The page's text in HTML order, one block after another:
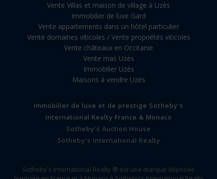
Vente Villas et maison de village à Uzès
Immobilier de luxe Gard
Vente appartements dans un hôtel particulier
Vente domaines viticoles / Vente propriétés viticoles
Vente châteaux en Occitanie
Vente mas Uzès
Immobilier Uzès
Maisons à vendre Uzès
Immobilier de luxe et de prestige Sotheby's
International Realty France & Monaco
Sotheby's Auction House
Sotheby's International Realty
Sotheby's International Realty ® est une marque déposée